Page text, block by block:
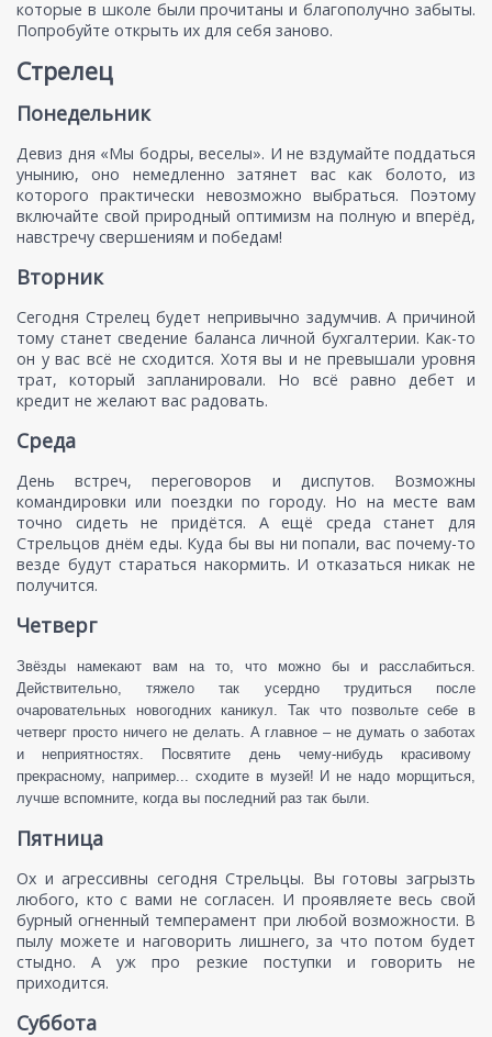
которые в школе были прочитаны и благополучно забыты.
Попробуйте открыть их для себя заново.
Стрелец
Понедельник
Девиз дня «Мы бодры, веселы». И не вздумайте поддаться
унынию, оно немедленно затянет вас как болото, из
которого практически невозможно выбраться. Поэтому
включайте свой природный оптимизм на полную и вперёд,
навстречу свершениям и победам!
Вторник
Сегодня Стрелец будет непривычно задумчив. А причиной
тому станет сведение баланса личной бухгалтерии. Как-то
он у вас всё не сходится. Хотя вы и не превышали уровня
трат, который запланировали. Но всё равно дебет и
кредит не желают вас радовать.
Среда
День встреч, переговоров и диспутов. Возможны
командировки или поездки по городу. Но на месте вам
точно сидеть не придётся. А ещё среда станет для
Стрельцов днём еды. Куда бы вы ни попали, вас почему-то
везде будут стараться накормить. И отказаться никак не
получится.
Четверг
Звёзды намекают вам на то, что можно бы и расслабиться.
Действительно, тяжело так усердно трудиться после
очаровательных новогодних каникул. Так что позвольте себе в
четверг просто ничего не делать. А главное – не думать о заботах
и неприятностях. Посвятите день чему-нибудь красивому
прекрасному, например... сходите в музей! И не надо морщиться,
лучше вспомните, когда вы последний раз так были.
Пятница
Ох и агрессивны сегодня Стрельцы. Вы готовы загрызть
любого, кто с вами не согласен. И проявляете весь свой
бурный огненный темперамент при любой возможности. В
пылу можете и наговорить лишнего, за что потом будет
стыдно. А уж про резкие поступки и говорить не
приходится.
Суббота